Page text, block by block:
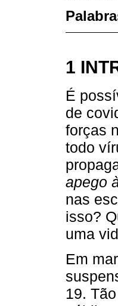
1
É
de
forças
todo
apego
nas
isso?
uma
Em
19.